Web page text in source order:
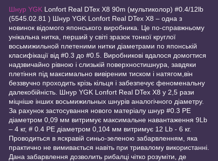
Шнур YGK Lonfort Real DTex X8 90m (мультиколор) #0.4/12lb
(5545.02.81 ) Шнур YGK Lonfort Real DTex X8 – одна з
новинок відомого японського виробника. Це по-справжньому
унікальна нитка, перший у світі зразок тонкої круглої
восьмижильной плетеними нитки діаметрами по японській
класифікації від #0.3 до #0.5. Виробникові вдалося домогтися
надзвичайно рівною і слизькій поверхностишнура, завдяки
плетіння під максимально вивіреним тиском і натягом,він
беззвучно проходить крізь кільця і забезпечує феноменальну
далекобійність. Шнур YGK Lonfort Real DTex X8 у 2,5 рази
міцніше інших восьмижильных шнурів аналогічного діаметру.
За рахунок застосування нового матеріалу шнур #0.3 PE
діаметром 0,09 мм витримує максимальне навантаження 9Lb
– 4 кг, # 0.4 PE діаметром 0,104 мм витримує 12 Lb - 6 кг.
Проводиться в яскравій синьо-зеленою забарвленням, яка
практично не вимивається навіть при тривалому використанні.
Дана забарвлення дозволить рибалці чітко розуміти, де